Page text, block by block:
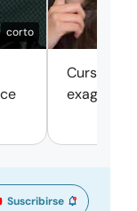
corto
Cursos
Suscribirse